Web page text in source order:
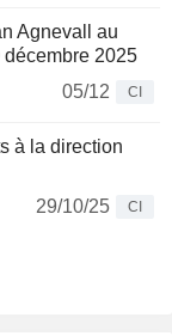
Agnevall au
2025
05/12
CI
à la direction
29/10/25
CI